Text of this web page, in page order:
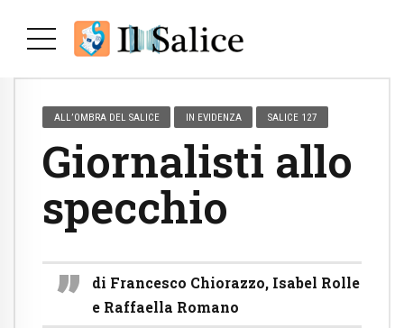
ALL’OMBRA DEL SALICE IN EVIDENZA SALICE 127
Giornalisti allo
specchio
di Francesco Chiorazzo, Isabel Rolle
e Raffaella Romano